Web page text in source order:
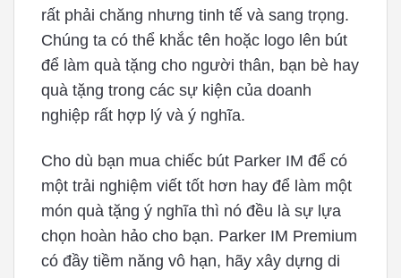
rất phải chăng nhưng tinh tế và sang trọng.
Chúng ta có thể khắc tên hoặc logo lên bút
để làm quà tặng cho người thân, bạn bè hay
quà tặng trong các sự kiện của doanh
nghiệp rất hợp lý và ý nghĩa.
Cho dù bạn mua chiếc bút Parker IM để có
một trải nghiệm viết tốt hơn hay để làm một
món quà tặng ý nghĩa thì nó đều là sự lựa
chọn hoàn hảo cho bạn. Parker IM Premium
có đầy tiềm năng vô hạn, hãy xây dựng di